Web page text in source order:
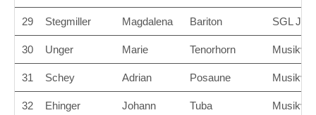
29 Stegmiller Magdalena Bariton SGL
30 Unger Marie Tenorhorn
31 Schey Adrian Posaune
32 Ehinger Johann Tuba